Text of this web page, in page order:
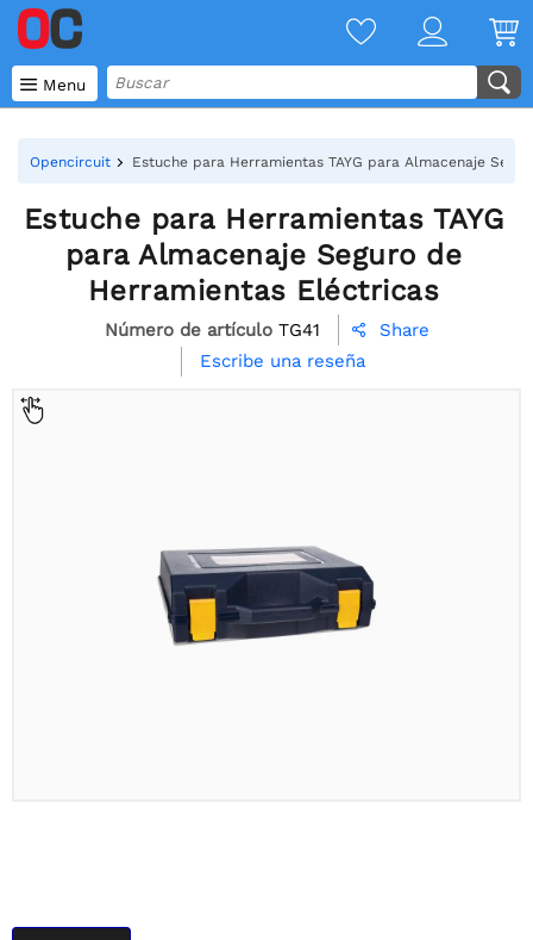
 Menu
Opencircuit Estuche para Herramientas TAYG para Almacenaje
Estuche para Herramientas TAYG
para Almacenaje Seguro de
Herramientas Eléctricas
Número de artículo TG41 
Share
Escribe una reseña